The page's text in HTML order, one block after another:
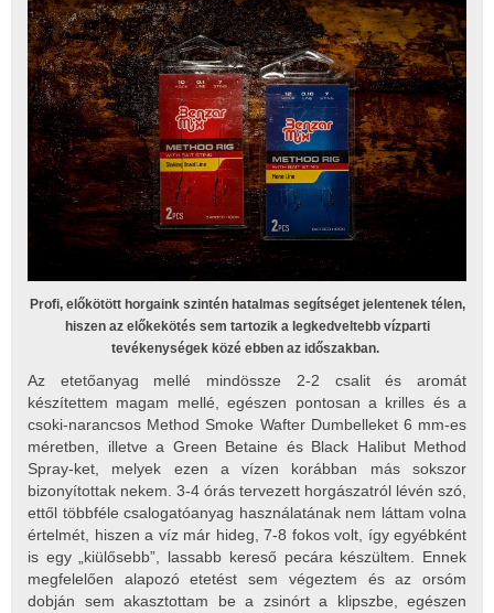
Profi, előkötött horgaink szintén hatalmas segítséget jelentenek télen,
hiszen az előkekötés sem tartozik a legkedveltebb vízparti
tevékenységek közé ebben az időszakban.
Az etetőanyag mellé mindössze 2-2 csalit és aromát
készítettem magam mellé, egészen pontosan a krilles és a
csoki-narancsos Method Smoke Wafter Dumbelleket 6 mm-es
méretben, illetve a Green Betaine és Black Halibut Method
Spray-ket, melyek ezen a vízen korábban más sokszor
bizonyítottak nekem. 3-4 órás tervezett horgászatról lévén szó,
ettől többféle csalogatóanyag használatának nem láttam volna
értelmét, hiszen a víz már hideg, 7-8 fokos volt, így egyébként
is egy „kiülősebb”, lassabb kereső pecára készültem. Ennek
megfelelően alapozó etetést sem végeztem és az orsóm
dobján sem akasztottam be a zsinórt a klipszbe, egészen